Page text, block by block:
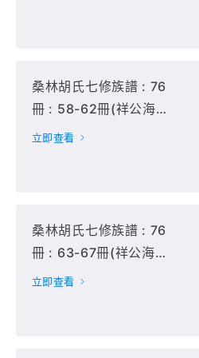
桑林胡氏七修族譜 : 76
冊 : 58-62冊(祥公海房
卷3-5, 軒房卷1-4),
立即查看
桑林胡氏七修族譜 : 76
冊 : 63-67冊(祥公海房
卷5-7, 傑房卷1-6),
立即查看